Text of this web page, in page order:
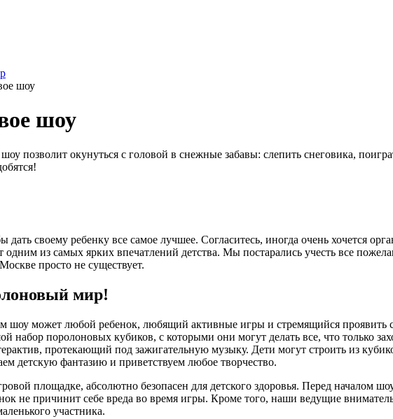
шоу
шоу
позволит окунуться с головой в снежные забавы: слепить снеговика,
своему ребенку все самое лучшее. Согласитесь, иногда очень хочется
одним из самых ярких впечатлений детства. Мы постарались учесть все
просто не существует.
мир!
шоу может любой ребенок, любящий активные игры и стремящийся проявить
набор поролоновых кубиков, с которыми они могут делать все, что только
протекающий под зажигательную музыку. Дети могут строить из
детскую фантазию и приветствуем любое творчество.
площадке, абсолютно безопасен для детского здоровья. Перед
не причинит себе вреда во время игры. Кроме того, наши ведущие
участника.